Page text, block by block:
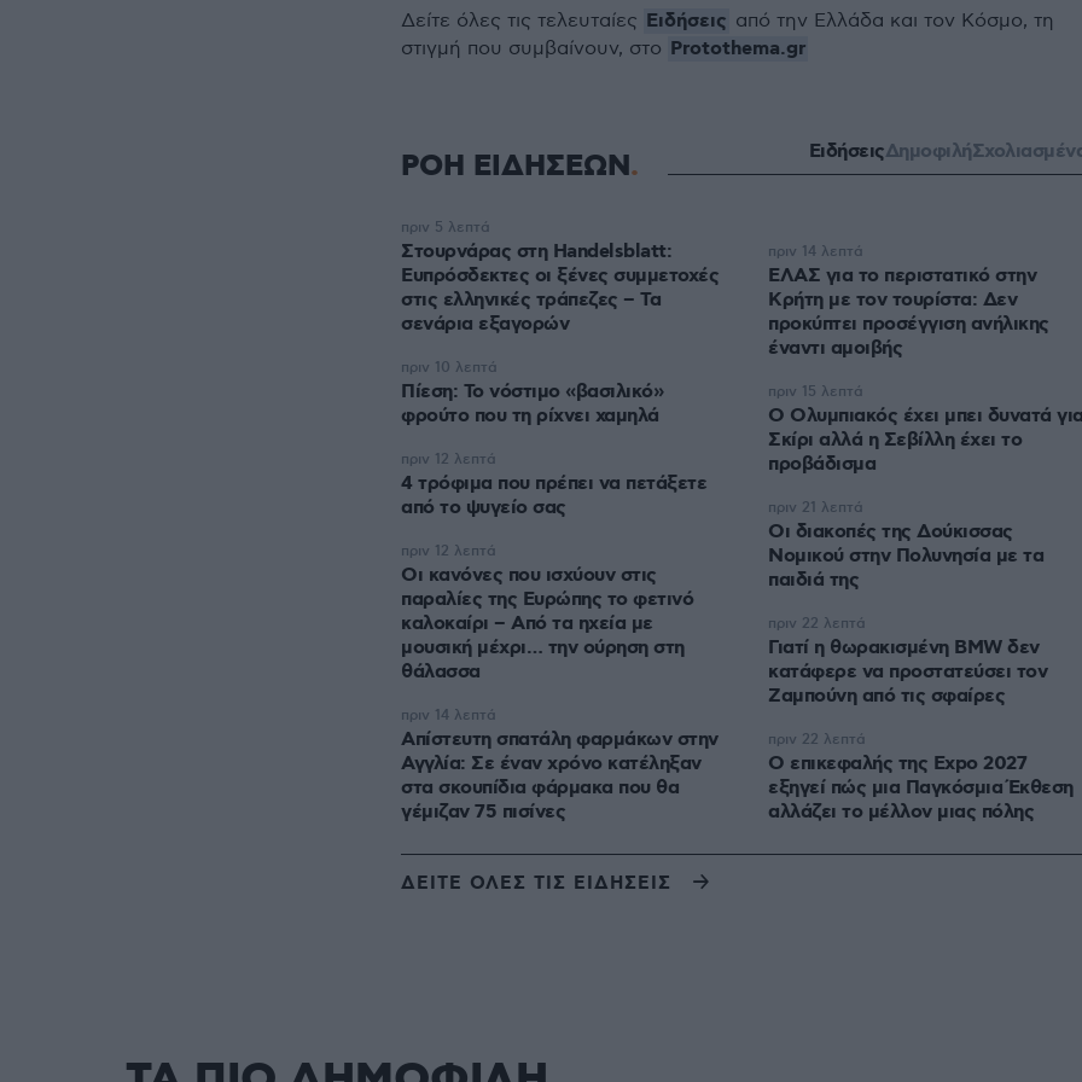
Δείτε όλες τις τελευταίες Ειδήσεις από την Ελλάδα και τον Κόσμο, τη
στιγμή που συμβαίνουν, στο Protothema.gr
ΡΟΗ ΕΙΔΗΣΕΩΝ ΕιδήσειςΔημοφιλή
Στουρνάρας στη Handelsblatt:
Ευπρόσδεκτες οι ξένες συμμετοχές
στις ελληνικές τράπεζες – Τα
σενάρια εξαγορών
πριν 5 λεπτά
Πίεση: Το νόστιμο «βασιλικό»
φρούτο που τη ρίχνει χαμηλά
πριν 10 λεπτά
4 τρόφιμα που πρέπει να πετάξετε
από το ψυγείο σας
πριν 12 λεπτά
Οι κανόνες που ισχύουν στις
παραλίες της Ευρώπης το φετινό
καλοκαίρι – Από τα ηχεία με
μουσική μέχρι… την ούρηση στη
θάλασσα
πριν 12 λεπτά
Απίστευτη σπατάλη φαρμάκων στην
Αγγλία: Σε έναν χρόνο κατέληξαν
στα σκουπίδια φάρμακα που θα
γέμιζαν 75 πισίνες
πριν 14 λεπτά
ΕΛΑΣ για το περιστατικό στην
Κρήτη με τον τουρίστα: Δεν
προκύπτει προσέγγιση ανήλικης
έναντι αμοιβής
πριν 14 λεπτά
Ο Ολυμπιακός έχει μπει δυνατά
Σκίρι αλλά η Σεβίλλη έχει το
προβάδισμα
πριν 15 λεπτά
Οι διακοπές της Δούκισσας
Νομικού στην Πολυνησία με τα
παιδιά της
πριν 21 λεπτά
Γιατί η θωρακισμένη BMW δεν
κατάφερε να προστατεύσει τον
Ζαμπούνη από τις σφαίρες
πριν 22 λεπτά
Ο επικεφαλής της Expo 2027
εξηγεί πώς μια Παγκόσμια Έκθεση
αλλάζει το μέλλον μιας πόλης
πριν 22 λεπτά
ΔΕΙΤΕ ΟΛΕΣ ΤΙΣ ΕΙΔΗΣΕΙΣ